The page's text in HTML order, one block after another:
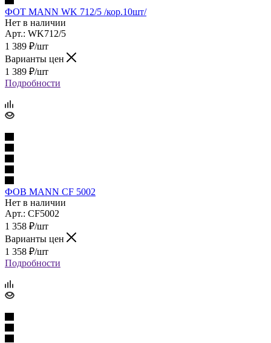
ФОТ MANN WK 712/5 /кор.10шт/
Нет в наличии
Арт.: WK712/5
1 389 ₽/шт
Варианты цен
1 389 ₽/шт
Подробности
ФОВ MANN CF 5002
Нет в наличии
Арт.: CF5002
1 358 ₽/шт
Варианты цен
1 358 ₽/шт
Подробности